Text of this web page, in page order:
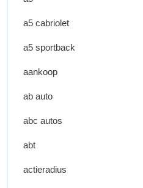
a5 cabriolet
a5 sportback
aankoop
ab auto
abc autos
abt
actieradius